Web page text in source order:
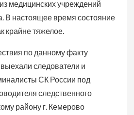
медицинских учреждений
В настоящее время состояние
крайне тяжелое.
по данному факту
следователи и
СК России под
следственного
району г. Кемерово